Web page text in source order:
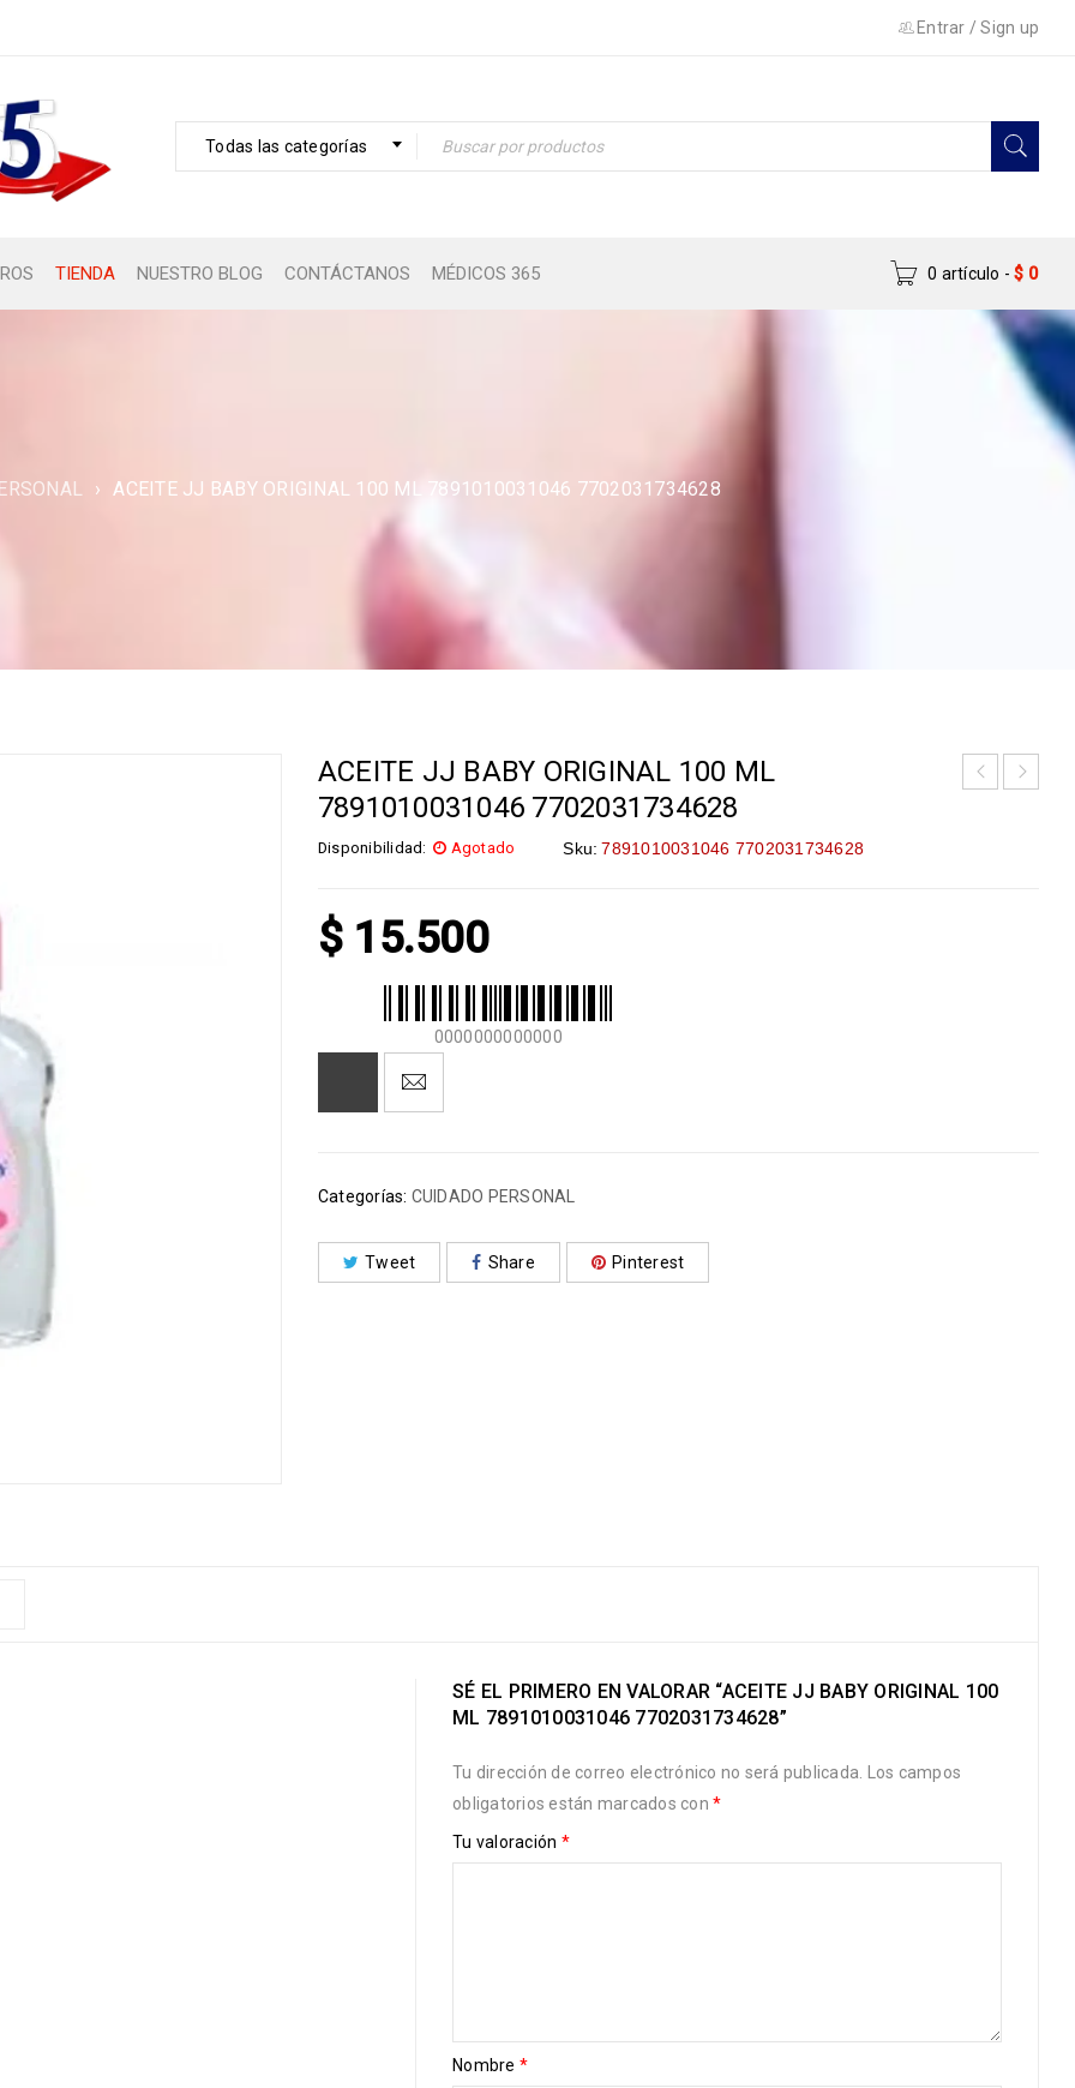
Entrar /Sign up
Todas las categorías
TIENDA NUESTRO BLOG CONTÁCTANOS MÉDICOS 365 0 artículo - $ 0
› ACEITE JJ BABY ORIGINAL 100 ML 7891010031046 7702031734628
ACEITE JJ BABY ORIGINAL 100 ML
7891010031046 7702031734628
Disponibilidad: Agotado Sku: 7891010031046 7702031734628
$ 15.500
0000000000000
Categorías: CUIDADO PERSONAL
Tweet Share Pinterest
SÉ EL PRIMERO EN VALORAR “ACEITE JJ BABY ORIGINAL 100
ML 7891010031046 7702031734628”
Tu dirección de correo electrónico no será publicada.
Los campos
obligatorios están marcados con*
Tu valoración *
Nombre *